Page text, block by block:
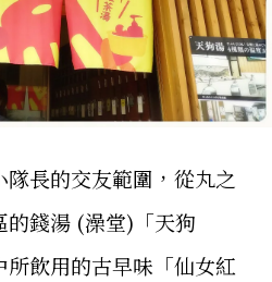
長的交友範圍，從丸之
的錢湯 (澡堂)「天狗
飲用的古早味「仙女紅